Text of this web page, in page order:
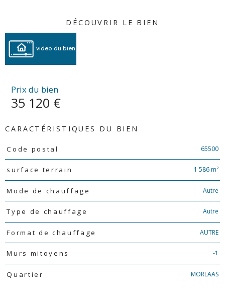
DÉCOUVRIR LE BIEN
video du bien
Prix du bien
35 120 €
CARACTÉRISTIQUES DU BIEN
Caractéristiques Valeurs
Code postal 65500
surface terrain 1 586 m²
Mode de chauffage Autre
Type de chauffage Autre
Format de chauffage AUTRE
Murs mitoyens -1
Quartier MORLAAS